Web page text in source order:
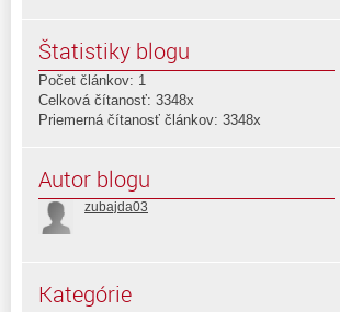
Štatistiky blogu
Počet článkov: 1
Celková čítanosť: 3348x
Priemerná čítanosť článkov: 3348x
Autor blogu
zubajda03
Kategórie